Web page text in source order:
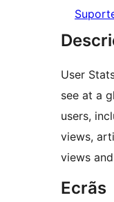
User
see at a
users,
views,
views
Ecrãs